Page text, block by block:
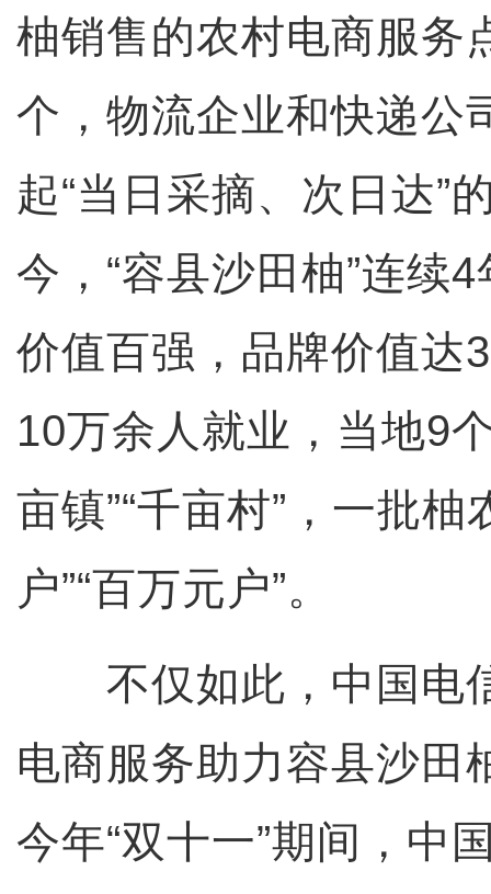
柚销售的农村电商服务
个，物流企业和快递公
起“当日采摘、次日达”
今，“容县沙田柚”连续
价值百强，品牌价值达
10万余人就业，当地9
亩镇”“千亩村”，一批柚
户”“百万元户”。
不仅如此，中国电
电商服务助力容县沙田
今年“双十一”期间，中